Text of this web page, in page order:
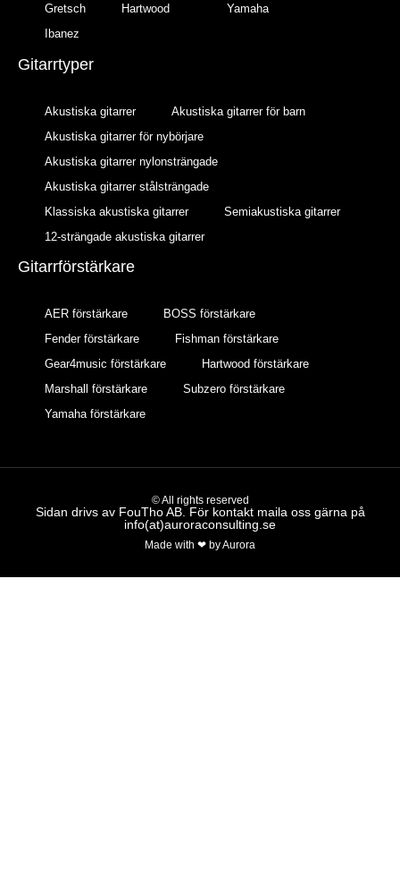
Gretsch
Hartwood
Ibanez
Yamaha
Gitarrtyper
Akustiska gitarrer
Akustiska gitarrer för barn
Akustiska gitarrer för nybörjare
Akustiska gitarrer nylonsträngade
Akustiska gitarrer stålsträngade
Klassiska akustiska gitarrer
Semiakustiska gitarrer
12-strängade akustiska gitarrer
Gitarrförstärkare
AER förstärkare
BOSS förstärkare
Fender förstärkare
Fishman förstärkare
Gear4music förstärkare
Hartwood förstärkare
Marshall förstärkare
Subzero förstärkare
Yamaha förstärkare
© All rights reserved
Sidan drivs av FouTho AB. För kontakt maila oss gärna på
info(at)auroraconsulting.se
Made with ❤ by Aurora